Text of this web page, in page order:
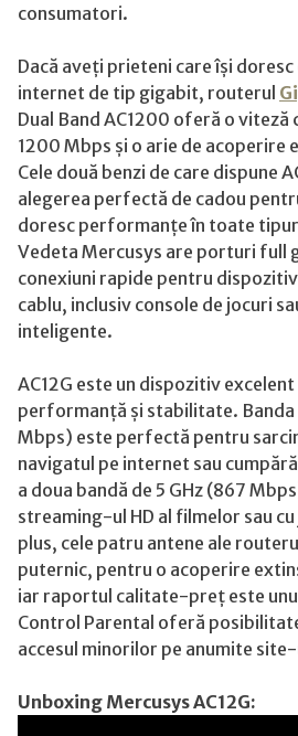
consumatori.
Dacă aveți prieteni care își doresc
internet de tip gigabit, routerul
Dual Band AC1200 oferă o viteză
1200 Mbps și o arie de acoperire
Cele două benzi de care dispune
alegerea perfectă de cadou
doresc performanțe în toate
Vedeta Mercusys are porturi full
conexiuni rapide pentru
cablu, inclusiv console de jocuri
inteligente.
AC12G este un dispozitiv
performanță și stabilitate. Banda
Mbps) este perfectă pentru
navigatul pe internet sau
a doua bandă de 5 GHz (867
streaming-ul HD al filmelor sau
plus, cele patru antene ale
puternic, pentru o acoperire
iar raportul calitate-preț este
Control Parental oferă
accesul minorilor pe anumite
Unboxing Mercusys AC12G: